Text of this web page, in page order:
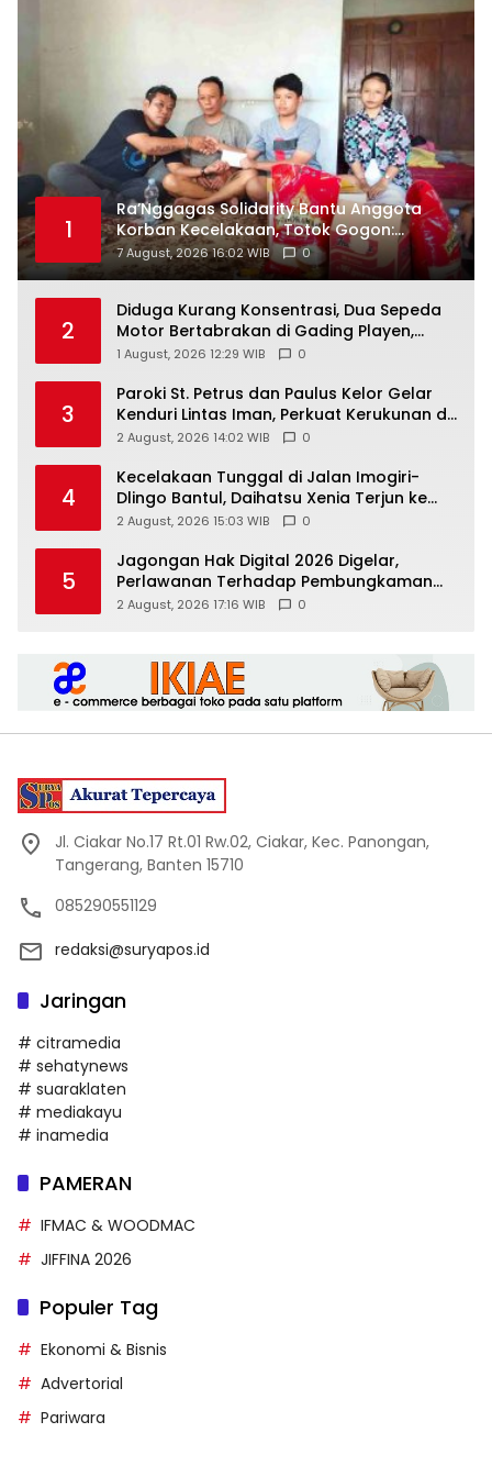
1
Ra’Nggagas Solidarity Bantu Anggota
Korban Kecelakaan, Totok Gogon:
Solidaritas Harus Jadi Tindakan Nyata
7 August, 2026 16:02 WIB 0
2
Diduga Kurang Konsentrasi, Dua Sepeda
Motor Bertabrakan di Gading Playen,
Mahasiswi Meninggal
1 August, 2026 12:29 WIB 0
3
Paroki St. Petrus dan Paulus Kelor Gelar
Kenduri Lintas Iman, Perkuat Kerukunan di
Gunungkidul
2 August, 2026 14:02 WIB 0
4
Kecelakaan Tunggal di Jalan Imogiri-
Dlingo Bantul, Daihatsu Xenia Terjun ke
Jurang
2 August, 2026 15:03 WIB 0
5
Jagongan Hak Digital 2026 Digelar,
Perlawanan Terhadap Pembungkaman
Media Digital
2 August, 2026 17:16 WIB 0
Jl. Ciakar No.17 Rt.01 Rw.02, Ciakar, Kec. Panongan,
Tangerang, Banten 15710
085290551129
redaksi@suryapos.id
Jaringan
# citramedia
# sehatynews
# suaraklaten
# mediakayu
# inamedia
PAMERAN
IFMAC & WOODMAC
JIFFINA 2026
Populer Tag
Ekonomi & Bisnis
Advertorial
Pariwara